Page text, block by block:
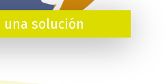
una solución